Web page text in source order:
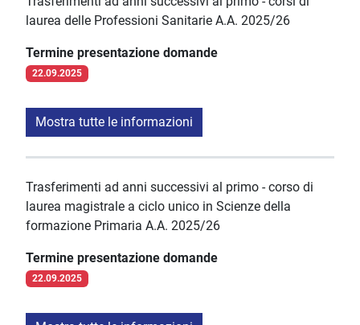
laurea delle Professioni Sanitarie A.A. 2025/26
Termine presentazione domande
22.09.2025
Mostra tutte le informazioni
Trasferimenti ad anni successivi al primo - corso di
laurea magistrale a ciclo unico in Scienze della
formazione Primaria A.A. 2025/26
Termine presentazione domande
22.09.2025